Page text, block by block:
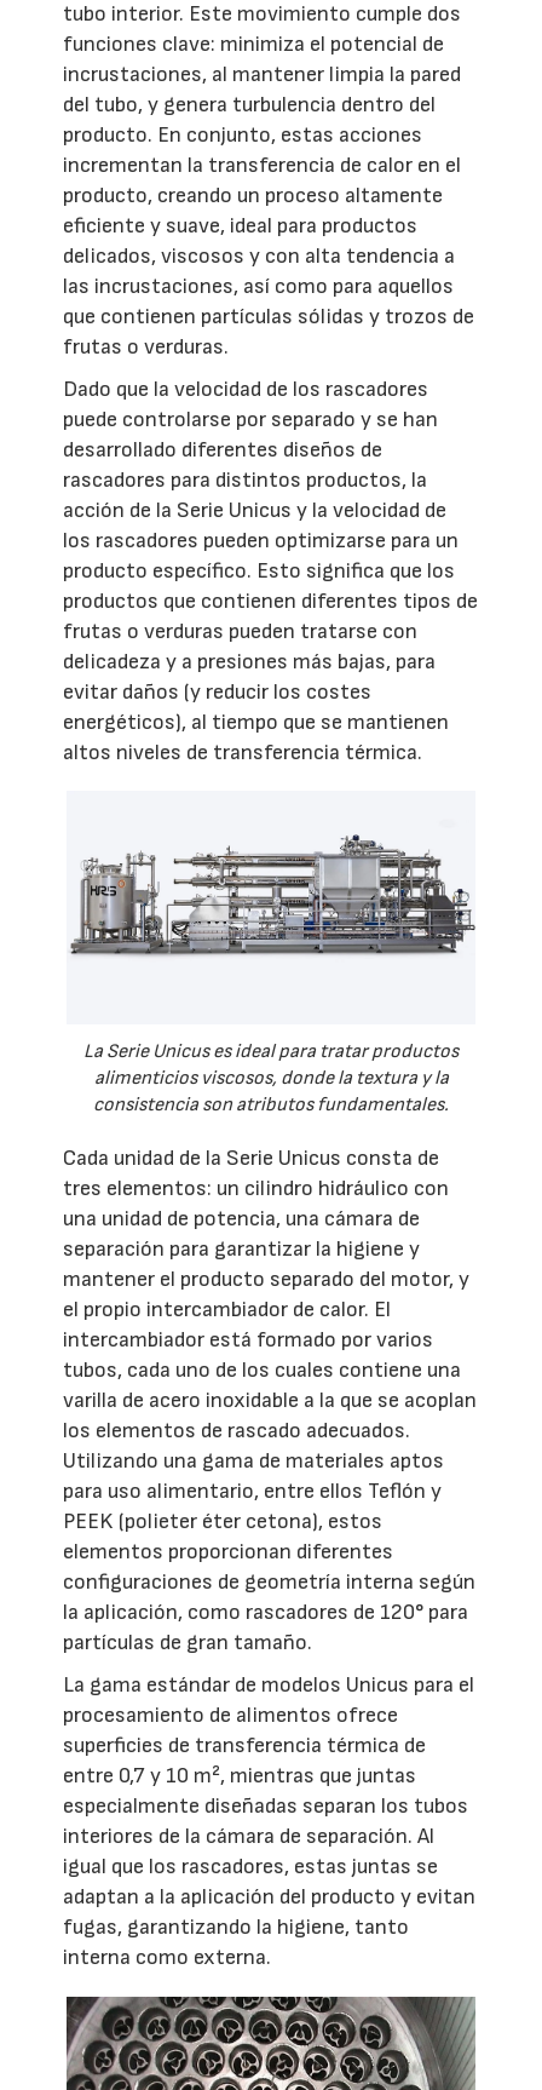
tubo interior. Este movimiento cumple dos
funciones clave: minimiza el potencial de
incrustaciones, al mantener limpia la pared
del tubo, y genera turbulencia dentro del
producto. En conjunto, estas acciones
incrementan la transferencia de calor en el
producto, creando un proceso altamente
eficiente y suave, ideal para productos
delicados, viscosos y con alta tendencia a
las incrustaciones, así como para aquellos
que contienen partículas sólidas y trozos de
frutas o verduras.
Dado que la velocidad de los rascadores
puede controlarse por separado y se han
desarrollado diferentes diseños de
rascadores para distintos productos, la
acción de la Serie Unicus y la velocidad de
los rascadores pueden optimizarse para un
producto específico. Esto significa que los
productos que contienen diferentes tipos de
frutas o verduras pueden tratarse con
delicadeza y a presiones más bajas, para
evitar daños (y reducir los costes
energéticos), al tiempo que se mantienen
altos niveles de transferencia térmica.
La Serie Unicus es ideal para tratar productos
alimenticios viscosos, donde la textura y la
consistencia son atributos fundamentales.
Cada unidad de la Serie Unicus consta de
tres elementos: un cilindro hidráulico con
una unidad de potencia, una cámara de
separación para garantizar la higiene y
mantener el producto separado del motor, y
el propio intercambiador de calor. El
intercambiador está formado por varios
tubos, cada uno de los cuales contiene una
varilla de acero inoxidable a la que se acoplan
los elementos de rascado adecuados.
Utilizando una gama de materiales aptos
para uso alimentario, entre ellos Teflón y
PEEK (polieter éter cetona), estos
elementos proporcionan diferentes
configuraciones de geometría interna según
la aplicación, como rascadores de 120° para
partículas de gran tamaño.
La gama estándar de modelos Unicus para el
procesamiento de alimentos ofrece
superficies de transferencia térmica de
entre 0,7 y 10 m², mientras que juntas
especialmente diseñadas separan los tubos
interiores de la cámara de separación. Al
igual que los rascadores, estas juntas se
adaptan a la aplicación del producto y evitan
fugas, garantizando la higiene, tanto
interna como externa.